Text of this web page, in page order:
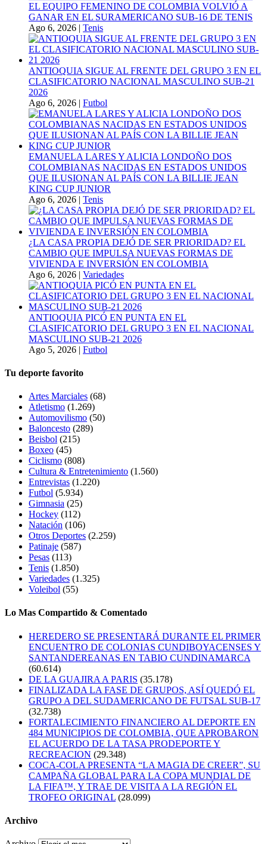
EL EQUIPO FEMENINO DE COLOMBIA VOLVIÓ A
GANAR EN EL SURAMERICANO SUB-16 DE TENIS
Ago 6, 2026 | Tenis
ANTIOQUIA SIGUE AL FRENTE DEL GRUPO 3 EN EL
CLASIFICATORIO NACIONAL MASCULINO SUB-21
2026
Ago 6, 2026 | Futbol
EMANUELA LARES Y ALICIA LONDOÑO DOS
COLOMBIANAS NACIDAS EN ESTADOS UNIDOS
QUE ILUSIONAN AL PAÍS CON LA BILLIE JEAN
KING CUP JUNIOR
Ago 6, 2026 | Tenis
¿LA CASA PROPIA DEJÓ DE SER PRIORIDAD? EL
CAMBIO QUE IMPULSA NUEVAS FORMAS DE
VIVIENDA E INVERSIÓN EN COLOMBIA
Ago 6, 2026 | Variedades
ANTIOQUIA PICÓ EN PUNTA EN EL
CLASIFICATORIO DEL GRUPO 3 EN EL NACIONAL
MASCULINO SUB-21 2026
Ago 5, 2026 | Futbol
Tu deporte favorito
Artes Marciales (68)
Atletismo (1.269)
Automovilismo (50)
Baloncesto (289)
Beisbol (215)
Boxeo (45)
Ciclismo (808)
Cultura & Entretenimiento (1.560)
Entrevistas (1.220)
Futbol (5.934)
Gimnasia (25)
Hockey (112)
Natación (106)
Otros Deportes (2.259)
Patinaje (587)
Pesas (113)
Tenis (1.850)
Variedades (1.325)
Voleibol (55)
Lo Mas Compartido & Comentado
HEREDERO SE PRESENTARÁ DURANTE EL PRIMER
ENCUENTRO DE COLONIAS CUNDIBOYACENSES Y
SANTANDEREANAS EN TABIO CUNDINAMARCA
(60.614)
DE LA GUAJIRA A PARIS (35.178)
FINALIZADA LA FASE DE GRUPOS, ASÍ QUEDÓ EL
GRUPO A DEL SUDAMERICANO DE FUTSAL SUB-17
(32.738)
FORTALECIMIENTO FINANCIERO AL DEPORTE EN
484 MUNICIPIOS DE COLOMBIA, QUE APROBARON
EL ACUERDO DE LA TASA PRODEPORTE Y
RECREACION (29.348)
COCA-COLA PRESENTA “LA MAGIA DE CREER”, SU
CAMPAÑA GLOBAL PARA LA COPA MUNDIAL DE
LA FIFA™, Y TRAE DE VISITA A LA REGIÓN EL
TROFEO ORIGINAL (28.099)
Archivo